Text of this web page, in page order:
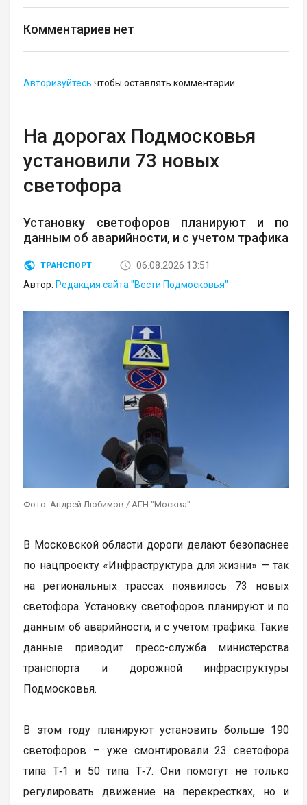
Комментариев нет
Авторизуйтесь чтобы оставлять комментарии
На дорогах Подмосковья
установили 73 новых
светофора
Установку светофоров планируют и по
данным об аварийности, и с учетом трафика
ТРАНСПОРТ
06.08.2026 13:51
Автор: Редакция сайта "Вести Подмосковья"
Фото: Андрей Любимов / АГН "Москва"
В Московской области дороги делают безопаснее
по нацпроекту «Инфраструктура для жизни» — так
на региональных трассах появилось 73 новых
светофора. Установку светофоров планируют и по
данным об аварийности, и с учетом трафика. Такие
данные приводит пресс-служба министерства
транспорта и дорожной инфраструктуры
Подмосковья.
В этом году планируют установить больше 190
светофоров – уже смонтировали 23 светофора
типа Т‑1 и 50 типа Т‑7. Они помогут не только
регулировать движение на перекрестках, но и